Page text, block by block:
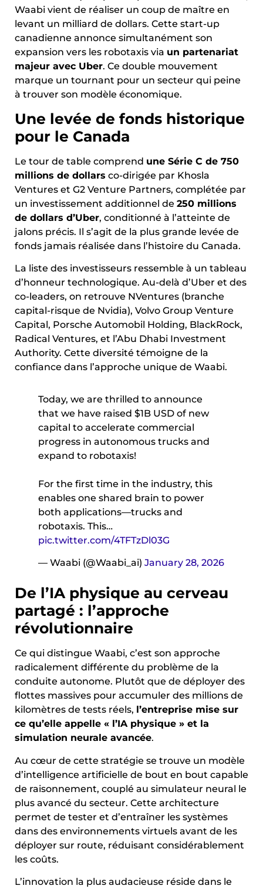
Waabi vient de réaliser un coup de maître en
levant un milliard de dollars. Cette start-up
canadienne annonce simultanément son
expansion vers les robotaxis via un partenariat
majeur avec Uber. Ce double mouvement
marque un tournant pour un secteur qui peine
à trouver son modèle économique.
Une levée de fonds historique
pour le Canada
Le tour de table comprend une Série C de 750
millions de dollars co-dirigée par Khosla
Ventures et G2 Venture Partners, complétée par
un investissement additionnel de 250 millions
de dollars d’Uber, conditionné à l’atteinte de
jalons précis. Il s’agit de la plus grande levée de
fonds jamais réalisée dans l’histoire du Canada.
La liste des investisseurs ressemble à un tableau
d’honneur technologique. Au-delà d’Uber et des
co-leaders, on retrouve NVentures (branche
capital-risque de Nvidia), Volvo Group Venture
Capital, Porsche Automobil Holding, BlackRock,
Radical Ventures, et l’Abu Dhabi Investment
Authority. Cette diversité témoigne de la
confiance dans l’approche unique de Waabi.
Today, we are thrilled to announce
that we have raised $1B USD of new
capital to accelerate commercial
progress in autonomous trucks and
expand to robotaxis!
For the first time in the industry, this
enables one shared brain to power
both applications—trucks and
robotaxis. This…
pic.twitter.com/4TFTzDl03G
— Waabi (@Waabi_ai) January 28, 2026
De l’IA physique au cerveau
partagé : l’approche
révolutionnaire
Ce qui distingue Waabi, c’est son approche
radicalement différente du problème de la
conduite autonome. Plutôt que de déployer des
flottes massives pour accumuler des millions de
kilomètres de tests réels, l’entreprise mise sur
ce qu’elle appelle « l’IA physique » et la
simulation neurale avancée.
Au cœur de cette stratégie se trouve un modèle
d’intelligence artificielle de bout en bout capable
de raisonnement, couplé au simulateur neural le
plus avancé du secteur. Cette architecture
permet de tester et d’entraîner les systèmes
dans des environnements virtuels avant de les
déployer sur route, réduisant considérablement
les coûts.
L’innovation la plus audacieuse réside dans le